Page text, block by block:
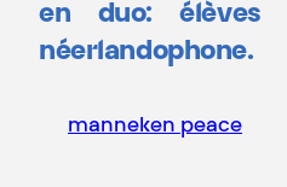
en duo: élèves
néerlandophone.
manneken peace